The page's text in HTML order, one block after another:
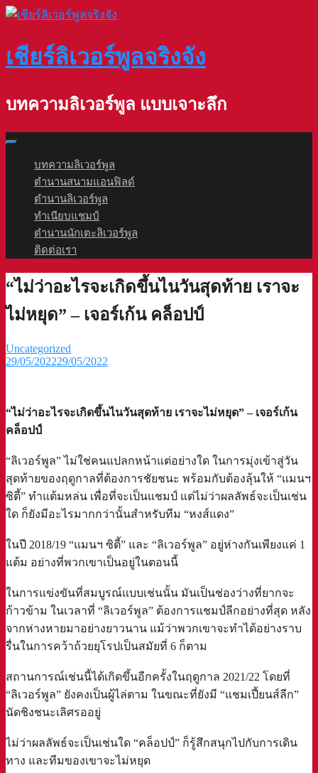
Skip
เชียร์ลิเวอร์พูลจริงจัง
บทความลิเวอร์พูล แบบเจาะลึก
บทความลิเวอร์พูล
ตำนานสนามแอนฟิลด์
ตำนานลิเวอร์พูล
ทำเนียบแชมป์
ตำนานนักเตะลิเวอร์พูล
ติดต่อเรา
“ไม่ว่าอะไรจะเกิดขึ้นไนวันสุดท้าย เราจะ
ไม่หยุด” – เจอร์เก้น คล็อปป์⁣
Uncategorized
29/05/202229/05/2022
“ไม่ว่าอะไรจะเกิดขึ้นไนวันสุดท้าย เราจะไม่หยุด” – เจอร์เก้น
คล็อปป์⁣
“ลิเวอร์พูล” ไม่ใช่คนแปลกหน้าแต่อย่างใด ในการมุ่งเข้าสู่วัน
สุดท้ายของฤดูกาลที่ต้องการชัยชนะ พร้อมกับต้องลุ้นให้ “แมนฯ
ซิตี้” ทำแต้มหล่น เพื่อที่จะเป็นแชมป์ แต่ไม่ว่าผลลัพธ์จะเป็นเช่น
ใด ก็ยังมีอะไรมากกว่านั้นสำหรับทีม “หงส์แดง”⁣
ในปี 2018/19 “แมนฯ ซิตี้” และ “ลิเวอร์พูล” อยู่ห่างกันเพียงแค่ 1
แต้ม อย่างที่พวกเขาเป็นอยู่ในตอนนี้ ⁣
ในการแข่งขันที่สมบูรณ์แบบเช่นนั้น มันเป็นช่องว่างที่ยากจะ
ก้าวข้าม ในเวลาที่ “ลิเวอร์พูล” ต้องการแชมป์ลีกอย่างที่สุด หลัง
จากห่างหายมาอย่างยาวนาน แม้ว่าพวกเขาจะทำได้อย่างราบ
รื่นในการคว้าถ้วยยุโรปเป็นสมัยที่ 6 ก็ตาม⁣
สถานการณ์เช่นนี้ได้เกิดขึ้นอีกครั้งในฤดูกาล 2021/22 โดยที่
“ลิเวอร์พูล” ยังคงเป็นผู้ไล่ตาม ในขณะที่ยังมี “แชมเปี้ยนส์ลีก”
นัดชิงชนะเลิศรออยู่⁣
ไม่ว่าผลลัพธ์จะเป็นเช่นใด “คล็อปป์” ก็รู้สึกสนุกไปกับการเดิน
ทาง และทีมของเขาจะไม่หยุด⁣